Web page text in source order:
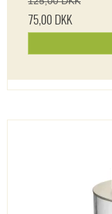
75,00 DKK